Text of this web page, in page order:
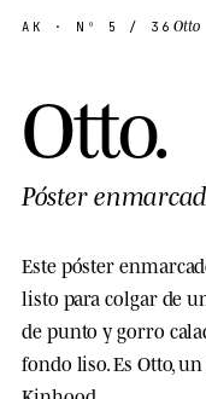
AK · Nº 5 / 36 Otto
Otto.
Póster
Este póster
listo para colgar de
de punto y gorro
fondo liso. Es Otto,